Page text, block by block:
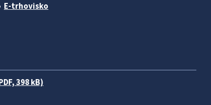
E-trhovisko
398 kB)